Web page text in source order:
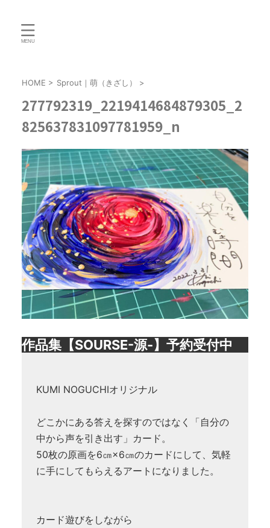
HOME > Sprout｜萌（きざし） >
277792319_2219414684879305_2
825637831097781959_n
作品集【SOURSE-源-】予約受付中
KUMI NOGUCHIオリジナル
どこかにある答えを探すのではなく「自分の
中から声を引き出す」カード。
50枚の原画を6㎝×6㎝のカードにして、気軽
に手にしてもらえるアートになりました。
カード遊びをしながら